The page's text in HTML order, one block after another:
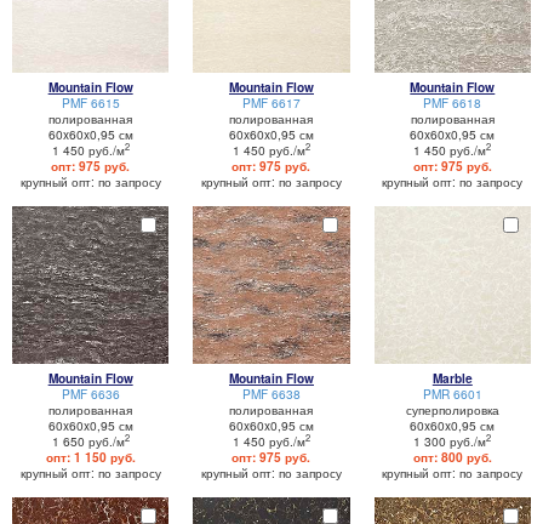
Mountain Flow
PMF 6615
полированная
60x60x0,95 см
1 450 руб./м2
опт: 975 руб.
крупный опт: по запросу
Mountain Flow
PMF 6617
полированная
60x60x0,95 см
1 450 руб./м2
опт: 975 руб.
крупный опт: по запросу
Mountain Flow
PMF 6618
полированная
60x60x0,95 см
1 450 руб./м2
опт: 975 руб.
крупный опт: по запросу
Mountain Flow
PMF 6636
полированная
60x60x0,95 см
1 650 руб./м2
опт: 1 150 руб.
крупный опт: по запросу
Mountain Flow
PMF 6638
полированная
60x60x0,95 см
1 450 руб./м2
опт: 975 руб.
крупный опт: по запросу
Marble
PMR 6601
суперполировка
60x60x0,95 см
1 300 руб./м2
опт: 800 руб.
крупный опт: по запросу